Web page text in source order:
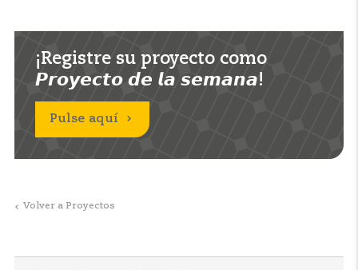
¡Registre su proyecto como
𝙋𝙧𝙤𝙮𝙚𝙘𝙩𝙤 𝙙𝙚 𝙡𝙖 𝙨𝙚𝙢𝙖𝙣𝙖!
Pulse aquí
Volver a Proyectos